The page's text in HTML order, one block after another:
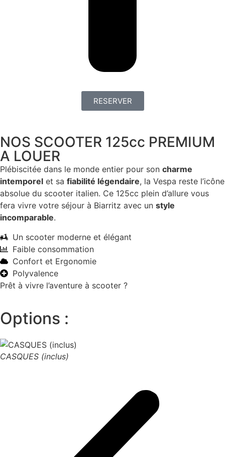
RESERVER
NOS SCOOTER 125cc PREMIUM
A LOUER
Plébiscitée dans le monde entier pour son charme
intemporel et sa fiabilité légendaire, la Vespa reste l’icône
absolue du scooter italien. Ce 125cc plein d’allure vous
fera vivre votre séjour à Biarritz avec un style
incomparable.
Un scooter moderne et élégant
Faible consommation
Confort et Ergonomie
Polyvalence
Prêt à vivre l’aventure à scooter ?
Options :
CASQUES (inclus)